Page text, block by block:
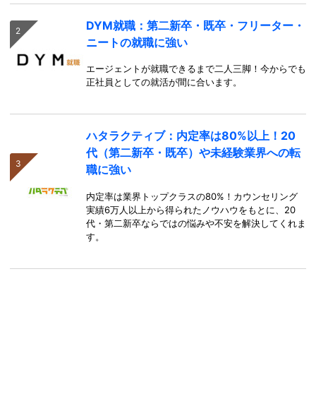
DYM就職：第二新卒・既卒・フリーター・
ニートの就職に強い
エージェントが就職できるまで二人三脚！今からでも
正社員としての就活が間に合います。
ハタラクティブ：内定率は80%以上！20
代（第二新卒・既卒）や未経験業界への転
職に強い
内定率は業界トップクラスの80%！カウンセリング
実績6万人以上から得られたノウハウをもとに、20
代・第二新卒ならではの悩みや不安を解決してくれま
す。